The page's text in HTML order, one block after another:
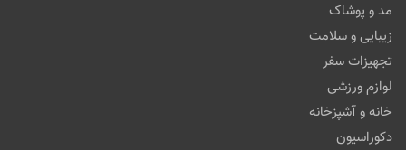
مد و پوشاک
زیبایی و سلامت
تجهیزات سفر
لوازم ورزشی
خانه و آشپزخانه
دکوراسیون